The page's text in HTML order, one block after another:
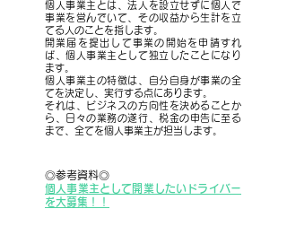
個人事業主とは、法人を設立せずに個人で
事業を営んでいて、その収益から生計を立
てる人のことを指します。
開業届を提出して事業の開始を申請すれ
ば、個人事業主として独立したことになり
ます。
個人事業主の特徴は、自分自身が事業の全
てを決定し、実行する点にあります。
それは、ビジネスの方向性を決めることか
ら、日々の業務の遂行、税金の申告に至る
まで、全てを個人事業主が担当します。
◎参考資料◎
個人事業主として開業したいドライバー
を大募集！！